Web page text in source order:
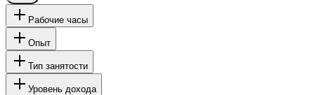
Рабочие часы
Опыт
Тип занятости
Уровень дохода